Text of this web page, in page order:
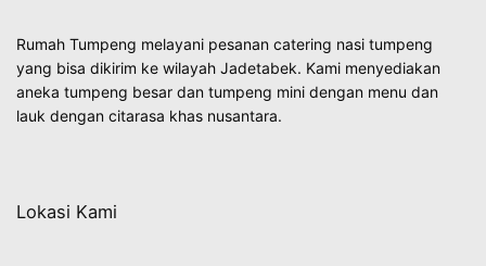
Rumah Tumpeng melayani pesanan catering nasi tumpeng
yang bisa dikirim ke wilayah Jadetabek. Kami menyediakan
aneka tumpeng besar dan tumpeng mini dengan menu dan
lauk dengan citarasa khas nusantara.
Lokasi Kami